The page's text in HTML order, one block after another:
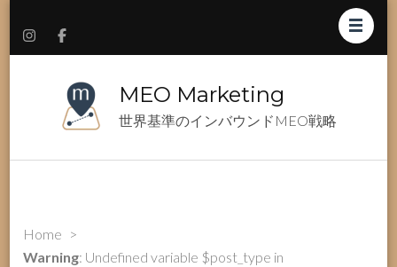
MEO Marketing
世界基準のインバウンドMEO戦略
Home >
Warning: Undefined variable $post_type in